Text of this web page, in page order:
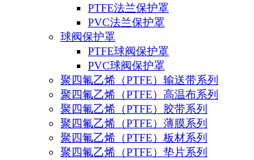
PTFE法兰保护罩
PVC法兰保护罩
球阀保护罩
PTFE球阀保护罩
PVC球阀保护罩
聚四氟乙烯（PTFE）输送带系列
聚四氟乙烯（PTFE）高温布系列
聚四氟乙烯（PTFE）胶带系列
聚四氟乙烯（PTFE）薄膜系列
聚四氟乙烯（PTFE）板材系列
聚四氟乙烯（PTFE）垫片系列